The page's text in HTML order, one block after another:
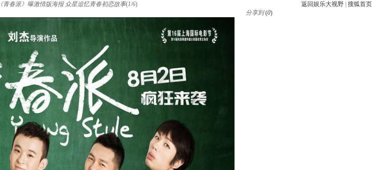
返回娱乐大视野 搜狐首页
《青春派》曝激情版海报 众星追忆青春初恋故事(1/6)
分享到 (0)